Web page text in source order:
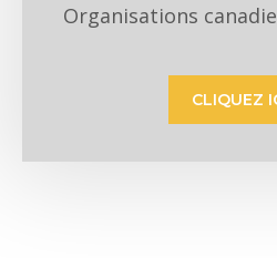
Organisations
CLIQUEZ